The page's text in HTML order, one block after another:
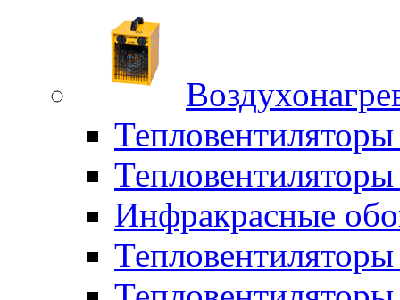
Тепловентиляторы
Инфракрасные